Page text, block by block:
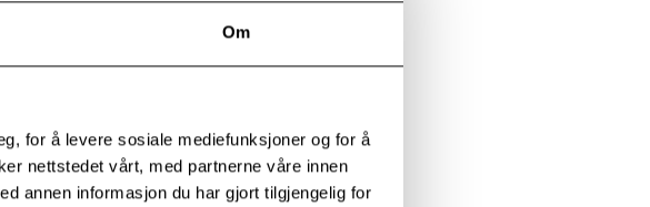
Om
for å levere sosiale mediefunksjoner og for å
nettstedet vårt, med partnerne våre innen
annen informasjon du har gjort tilgjengelig for
bedrift
del 2.